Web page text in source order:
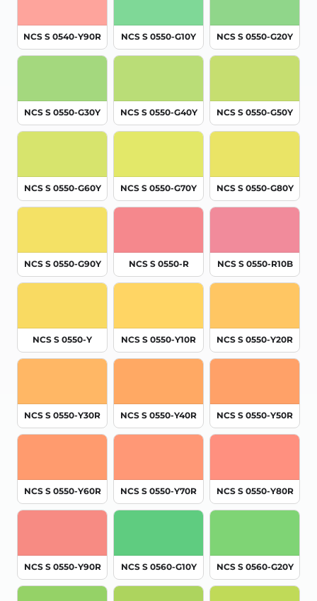
NCS S 0540-Y90R NCS S 0550-G10Y NCS S 0550-G20Y
NCS S 0550-G30Y NCS S 0550-G40Y NCS S 0550-G50Y
NCS S 0550-G60Y NCS S 0550-G70Y NCS S 0550-G80Y
NCS S 0550-G90Y NCS S 0550-R NCS S 0550-R10B
NCS S 0550-Y NCS S 0550-Y10R NCS S 0550-Y20R
NCS S 0550-Y30R NCS S 0550-Y40R NCS S 0550-Y50R
NCS S 0550-Y60R NCS S 0550-Y70R NCS S 0550-Y80R
NCS S 0550-Y90R NCS S 0560-G10Y NCS S 0560-G20Y